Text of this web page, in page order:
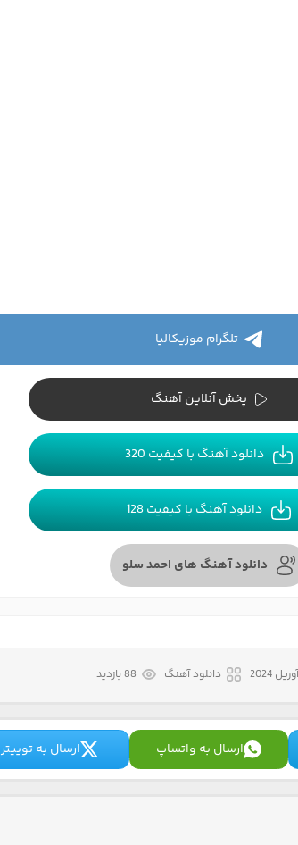
تلگرام موزیکالیا
پخش آنلاین آهنگ
دانلود آهنگ با کیفیت 320
دانلود آهنگ با کیفیت 128
دانلود آهنگ های احمد سلو
دانلود آهنگ 88 بازدید
ارسال به واتساپ ارسال به توییتر